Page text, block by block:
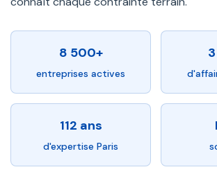
8 500+
entreprises actives
112 ans
d'expertise Paris